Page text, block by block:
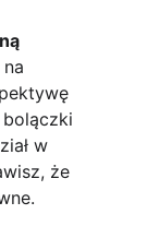
na
w
że